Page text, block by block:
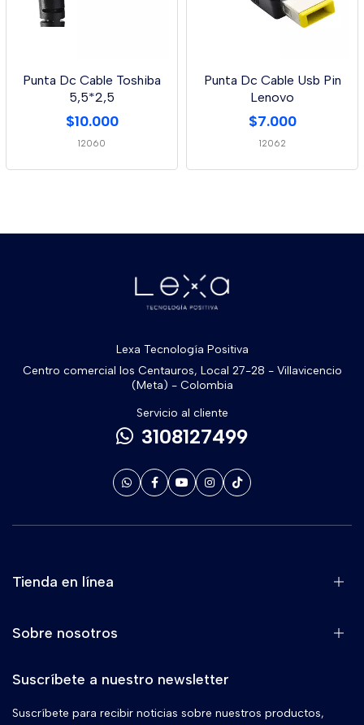
Punta Dc Cable Toshiba
5,5*2,5
$10.000
12060
Punta Dc Cable Usb Pin
Lenovo
$7.000
12062
Lexa Tecnología Positiva
Centro comercial los Centauros, Local 27-28 - Villavicencio
(Meta) - Colombia
Servicio al cliente
3108127499
Tienda en línea
Sobre nosotros
Suscríbete a nuestro newsletter
Suscríbete para recibir noticias sobre nuestros productos,